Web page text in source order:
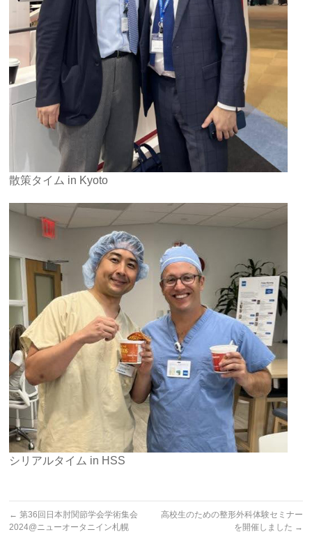
散策タイム in Kyoto
シリアルタイム in HSS
← 第36回日本肘関節学会学術集会
2024@ニューオータニイン札幌
高校生のための整形外科体験セミナー
を開催しました →